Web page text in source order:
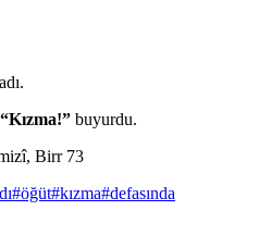
“Kızma!” buyurdu.
Birr 73
#öğüt#kızma#defasında